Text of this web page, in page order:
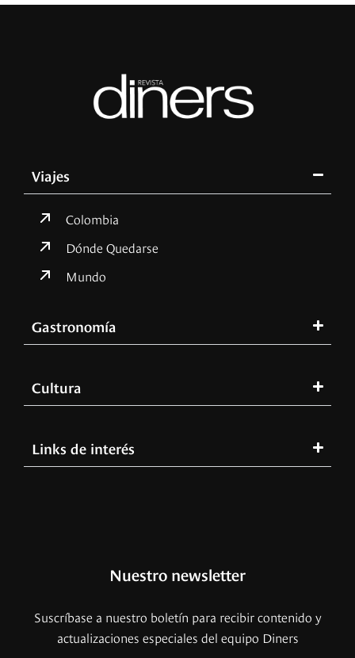
Viajes
Colombia
Dónde Quedarse
Mundo
Gastronomía
Cultura
Links de interés
Nuestro newsletter
Suscríbase a nuestro boletín para recibir contenido y
actualizaciones especiales del equipo Diners